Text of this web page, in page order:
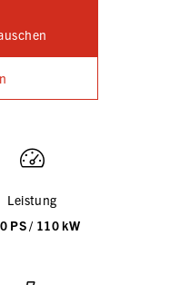
Leistung
PS / 110 kW